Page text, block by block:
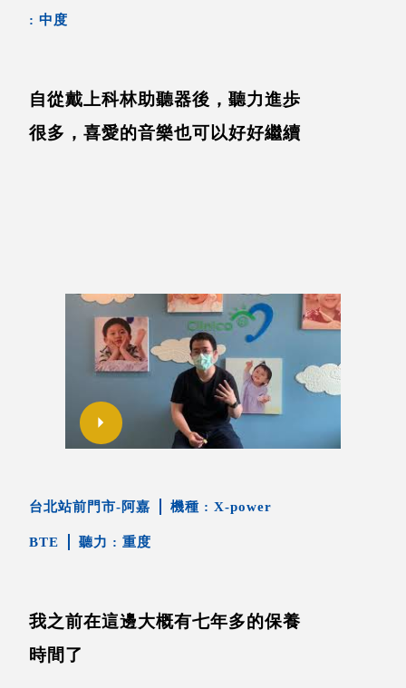
中度
自從戴上科林助聽器後，聽力進歩
很多，喜愛的音樂也可以好好繼續
台北站前門市-阿嘉 X-power
BTE 重度
我之前在這邊大概有七年多的保養
時間了